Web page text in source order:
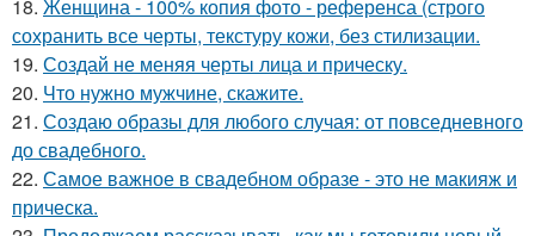
18. Женщина - 100% копия фото - референса (строго
сохранить все черты, текстуру кожи, без стилизации.
19. Создай не меняя черты лица и прическу.
20. Что нужно мужчине, скажите.
21. Создаю образы для любого случая: от повседневного
до свадебного.
22. Самое важное в свадебном образе - это не макияж и
прическа.